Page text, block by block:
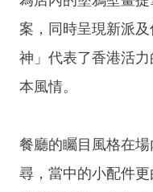
案，同時呈現新派
神」代表了香港活
本風情。
餐廳的矚目風格在
尋，當中的小配件